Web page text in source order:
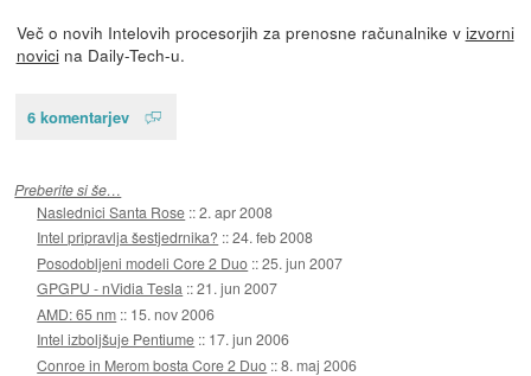
Več o novih Intelovih procesorjih za prenosne računalnike v izvorni
novicina Daily-Tech-u.
6 komentarjev
Preberite si še…
Naslednici Santa Rose ::2. apr 2008
Intel pripravlja šestjedrnika? ::24. feb 2008
Posodobljeni modeli Core 2 Duo ::25. jun 2007
GPGPU - nVidia Tesla ::21. jun 2007
AMD: 65 nm :: 15. nov 2006
Intel izboljšuje Pentiume :: 17. jun 2006
Conroe in Merom bosta Core 2 Duo ::8. maj 2006